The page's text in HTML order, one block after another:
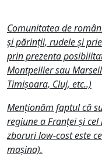
Comunitatea de
și părinții, rudele și
prin prezenta
Montpellier sau
Timișoara, Cluj, etc..)
Menționăm faptul că
regiune a Franței și
zboruri low-cost este
mașina).